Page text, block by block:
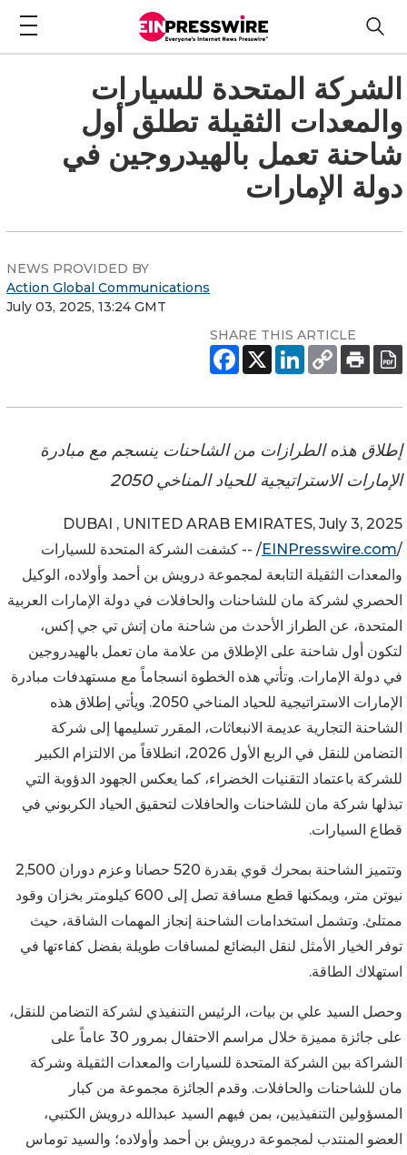
الشركة المتحدة للسيارات
والمعدات الثقيلة تطلق أول
شاحنة تعمل بالهيدروجين في
دولة الإمارات
NEWS PROVIDED BY
Action Global Communications
July 03, 2025, 13:24 GMT
SHARE THIS ARTICLE
إطلاق هذه الطرازات من الشاحنات ينسجم مع مبادرة
الإمارات الاستراتيجية للحياد المناخي 2050
DUBAI , UNITED ARAB EMIRATES, July 3, 2025
/
EINPresswire.com/ -- كشفت الشركة المتحدة للسيارات
والمعدات الثقيلة التابعة لمجموعة درويش بن أحمد وأولاده، الوكيل
الحصري لشركة مان للشاحنات والحافلات في دولة الإمارات العربية
المتحدة، عن الطراز الأحدث من شاحنة مان إتش تي جي إكس،
لتكون أول شاحنة على الإطلاق من علامة مان تعمل بالهيدروجين
في دولة الإمارات. وتأتي هذه الخطوة انسجاماً مع مستهدفات مبادرة
الإمارات الاستراتيجية للحياد المناخي 2050. ويأتي إطلاق هذه
الشاحنة التجارية عديمة الانبعاثات، المقرر تسليمها إلى شركة
التضامن للنقل في الربع الأول 2026، انطلاقاً من الالتزام الكبير
للشركة باعتماد التقنيات الخضراء، كما يعكس الجهود الدؤوبة التي
تبذلها شركة مان للشاحنات والحافلات لتحقيق الحياد الكربوني في
قطاع السيارات.
وتتميز الشاحنة بمحرك قوي بقدرة 520 حصانا وعزم دوران 2,500
نيوتن متر، ويمكنها قطع مسافة تصل إلى 600 كيلومتر بخزان وقود
ممتلئ. وتشمل استخدامات الشاحنة إنجاز المهمات الشاقة، حيث
توفر الخيار الأمثل لنقل البضائع لمسافات طويلة بفضل كفاءتها في
استهلاك الطاقة.
وحصل السيد علي بن بيات، الرئيس التنفيذي لشركة التضامن للنقل،
على جائزة مميزة خلال مراسم الاحتفال بمرور 30 عاماً على
الشراكة بين الشركة المتحدة للسيارات والمعدات الثقيلة وشركة
مان للشاحنات والحافلات. وقدم الجائزة مجموعة من كبار
المسؤولين التنفيذيين، بمن فيهم السيد عبدالله درويش الكتبي،
العضو المنتدب لمجموعة درويش بن أحمد وأولاده؛ والسيد توماس